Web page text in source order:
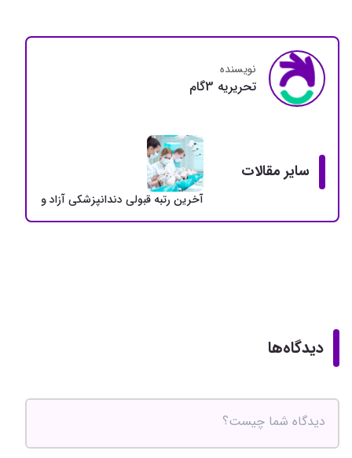
نویسنده
تحريريه 3گام
سایر مقالات
آخرین رتبه قبولی دندانپزشکی آزاد و دولتی +
دیدگاه‌ها